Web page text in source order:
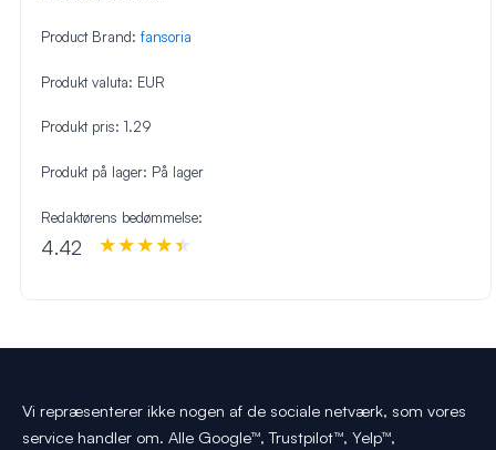
Product Brand: fansoria
Produkt valuta: EUR
Produkt pris: 1.29
Produkt på lager: På lager
Redaktørens bedømmelse:
4.42
Vi repræsenterer ikke nogen af de sociale netværk, som vores
service handler om. Alle Google™, Trustpilot™, Yelp™,